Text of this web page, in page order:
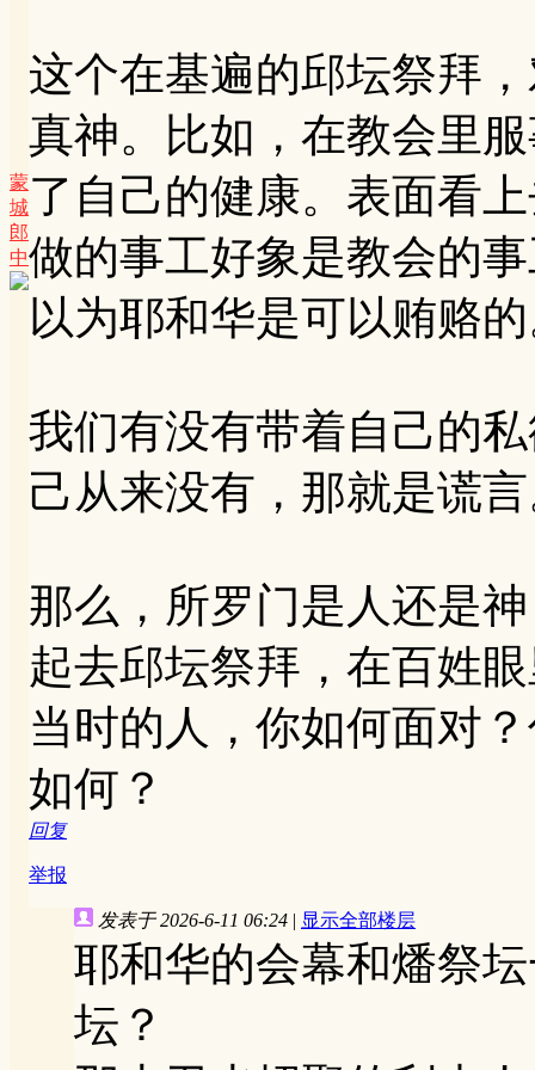
蒙
城
郎
中
这个在基遍的邱坛祭拜
真神。比如，在教会里
了自己的健康。表面看
做的事工好象是教会的
以为耶和华是可以贿赂
我们有没有带着自己的
己从来没有，那就是谎
那么，所罗门是人还是
起去邱坛祭拜，在百姓
当时的人，你如何面对
如何？
回复
举报
发表于 2026-6-11 06:24 | 显示全部楼层
耶和华的会幕和燔祭
坛？